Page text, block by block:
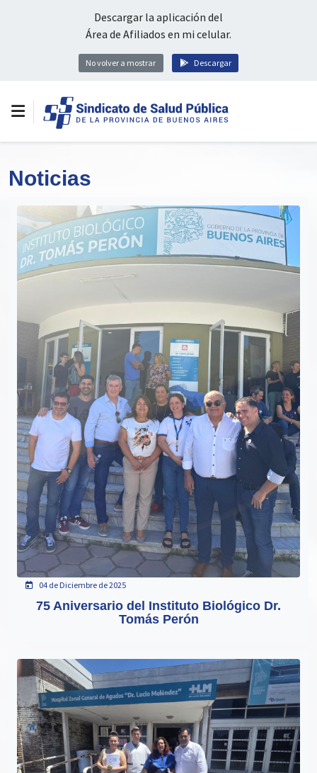
Descargar la aplicación del
Área de Afiliados en mi celular.
No volver a mostrar Descargar
Noticias
04 de Diciembre de 2025
75 Aniversario del Instituto Biológico Dr.
Tomás Perón